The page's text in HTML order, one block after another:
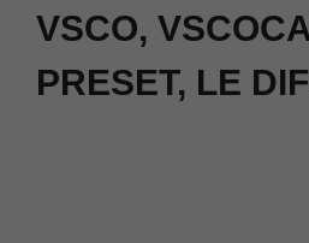
VSCO,
PRESET, LE